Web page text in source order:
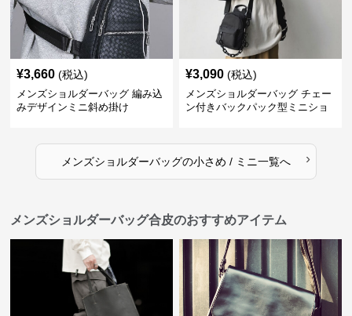
¥3,660 (税込)
メンズショルダーバッグ 編み込
みデザインミニ斜め掛け
¥3,090 (税込)
メンズショルダーバッグ チェー
ン付きバックパック型ミニショ
メンズショルダーバッグの小さめ / ミニ一覧へ ›
メンズショルダーバッグ合皮のおすすめアイテム